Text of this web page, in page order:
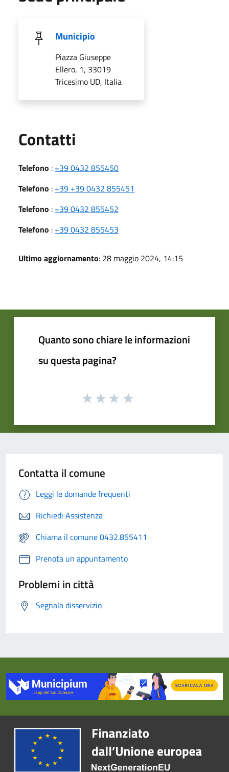
Municipio
Piazza Giuseppe
Ellero, 1, 33019
Tricesimo UD, Italia
Contatti
Telefono : +39 0432 855450
Telefono : +39 +39 0432 855451
Telefono : +39 0432 855452
Telefono : +39 0432 855453
Ultimo aggiornamento: 28 maggio 2024, 14:15
Quanto sono chiare le informazioni
su questa pagina?
Contatta il comune
Leggi le domande frequenti
Richiedi Assistenza
Chiama il comune 0432.855411
Prenota un appuntamento
Problemi in città
Segnala disservizio